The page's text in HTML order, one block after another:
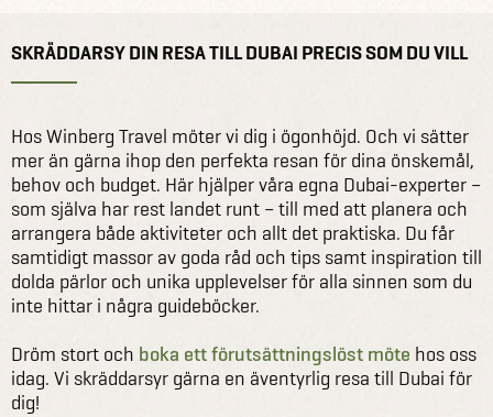
SKRÄDDARSY DIN RESA TILL DUBAI PRECIS SOM DU VILL
Hos Winberg Travel möter vi dig i ögonhöjd. Och vi sätter
mer än gärna ihop den perfekta resan för dina önskemål,
behov och budget. Här hjälper våra egna Dubai-experter –
som själva har rest landet runt – till med att planera och
arrangera både aktiviteter och allt det praktiska. Du får
samtidigt massor av goda råd och tips samt inspiration till
dolda pärlor och unika upplevelser för alla sinnen som du
inte hittar i några guideböcker.
Dröm stort och boka ett förutsättningslöst möte hos oss
idag. Vi skräddarsyr gärna en äventyrlig resa till Dubai för
dig!